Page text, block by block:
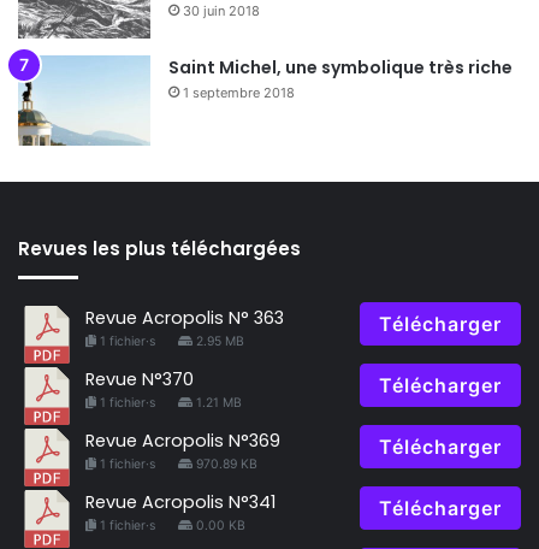
30 juin 2018
Saint Michel, une symbolique très riche
1 septembre 2018
Revues les plus téléchargées
Revue Acropolis N° 363
1 fichier·s 2.95 MB
Télécharger
Revue N°370
1 fichier·s 1.21 MB
Télécharger
Revue Acropolis N°369
1 fichier·s 970.89 KB
Télécharger
Revue Acropolis N°341
1 fichier·s 0.00 KB
Télécharger